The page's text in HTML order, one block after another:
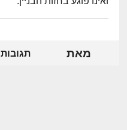
מאת תגובות